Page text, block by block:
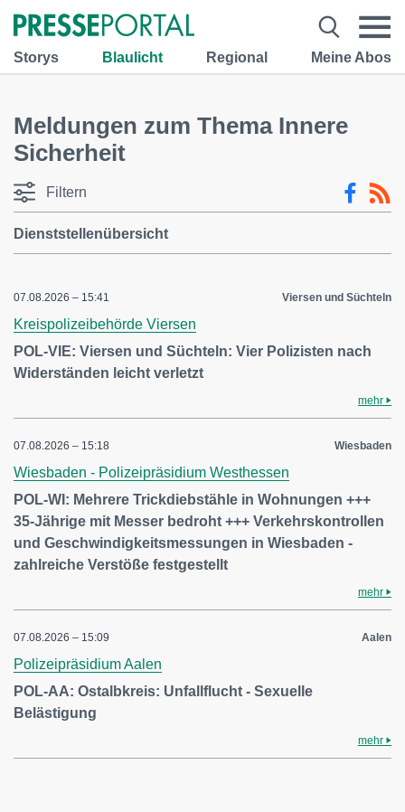
Storys Blaulicht Regional Meine Abos
Meldungen zum Thema Innere
Sicherheit
Filtern
Dienststellenübersicht
07.08.2026 – 15:41 Viersen und Süchteln
Kreispolizeibehörde Viersen
POL-VIE: Viersen und Süchteln: Vier Polizisten nach
Widerständen leicht verletzt
mehr
07.08.2026 – 15:18 Wiesbaden
Wiesbaden - Polizeipräsidium Westhessen
POL-WI: Mehrere Trickdiebstähle in Wohnungen +++
35-Jährige mit Messer bedroht +++ Verkehrskontrollen
und Geschwindigkeitsmessungen in Wiesbaden -
zahlreiche Verstöße festgestellt
mehr
07.08.2026 – 15:09 Aalen
Polizeipräsidium Aalen
POL-AA: Ostalbkreis: Unfallflucht - Sexuelle
Belästigung
mehr